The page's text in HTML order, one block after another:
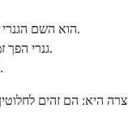
Tadalafil הוא השם הגנרי של סיאליס - אותה מולקולה, אותה מינון, אותה חלון של 36 שעות, במחיר נמוך משמעותית.
Tadalafil גנרי הפך זמין בארה"ב בשנת 2018 לאחר שפג הפטנט של אלי לילי, וכעת נמכר על ידי יצרנים מרובים.
סיאליס ממותג יכול לעלות בין 12 ל-70 דולר לטבליה; Tadalafil גנרי עולה בין 1 ל-25 דולר לאותו מינון.